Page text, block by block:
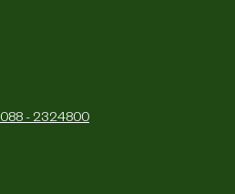
088 - 2324800